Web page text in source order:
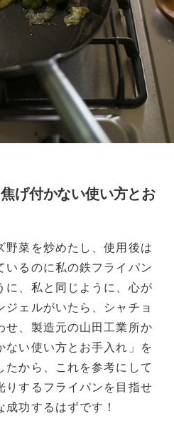
げ付かない使い方とお
野菜を炒めたし、使用後は
いるのに私の鉄フライパン
に、私と同じように、心が
ジェルがいたら、シャチョ
せ、製造元の山田工業所か
ない使い方とお手入れ」を
たから、これを参考にして
りするフライパンを目指せ
成功するはずです！